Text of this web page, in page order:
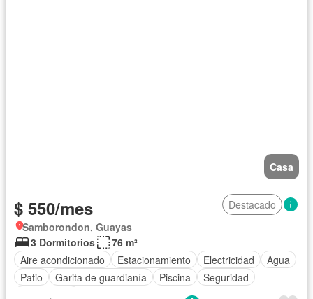
Casa
$ 550/mes
Destacado
Samborondon, Guayas
3 Dormitorios
76 m²
Aire acondicionado
Estacionamiento Electricidad
Agua
Patio
Garita de guardianía Piscina
Seguridad